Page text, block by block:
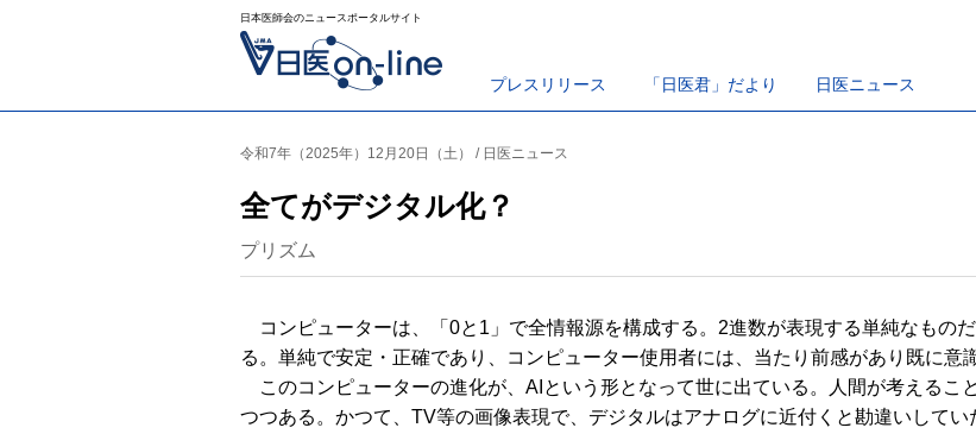
日本医師会のニュースポータルサイト
プレスリリース 「日医君」だより 日医ニュース
令和7年（2025年）12月20日（土） / 日医ニュース
全てがデジタル化？
プリズム
コンピューターは、「0と1」で全情報源を構成する。2進数が表現する単純なもの
る。単純で安定・正確であり、コンピューター使用者には、当たり前感があり既に意
このコンピューターの進化が、AIという形となって世に出ている。人間が考えるこ
つつある。かつて、TV等の画像表現で、デジタルはアナログに近付くと勘違いしてい